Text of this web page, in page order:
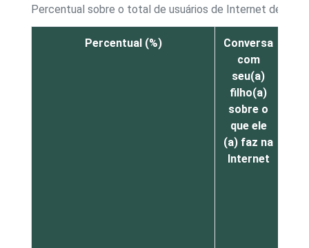
Percentual sobre o total de usuários de Internet de 9 a
Percentual (%)
Conversa
com
seu(a)
filho(a)
sobre o
que ele
(a) faz na
Internet